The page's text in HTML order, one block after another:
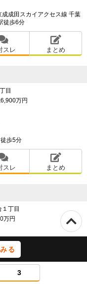
る
3
成田スカイアクセス線 千葉
徒歩6分
スレ まとめ
目
万円
歩5分
スレ まとめ
丁目
万円
ロ東西線・西武新宿線 高田